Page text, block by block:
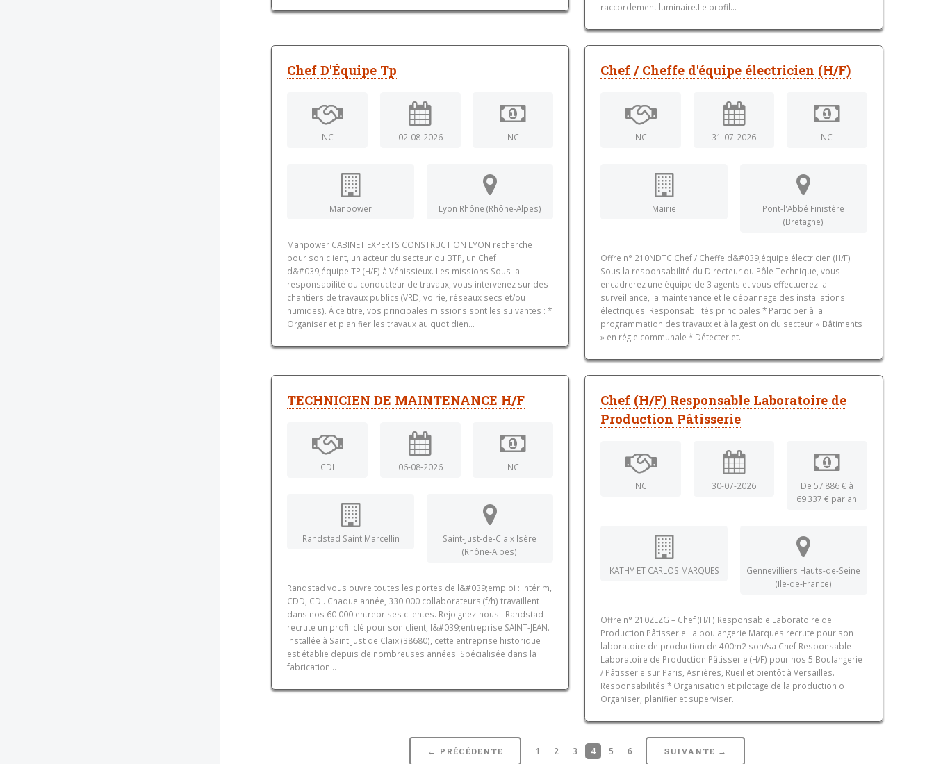
raccordement luminaire.Le profil...
Chef D'Équipe Tp
NC 02-08-2026 NC
Manpower Lyon Rhône (Rhône-Alpes)
Manpower CABINET EXPERTS CONSTRUCTION LYON recherche
pour son client, un acteur du secteur du BTP, un Chef
d&#039;équipe TP (H/F) à Vénissieux. Les missions Sous la
responsabilité du conducteur de travaux, vous intervenez sur des
chantiers de travaux publics (VRD, voirie, réseaux secs et/ou
humides). À ce titre, vos principales missions sont les suivantes : *
Organiser et planifier les travaux au quotidien...
Chef / Cheffe d'équipe électricien (H/F)
NC 31-07-2026 NC
Mairie
Pont-l'Abbé Finistère
(Bretagne)
Offre n° 210NDTC Chef / Cheffe d&#039;équipe électricien (H/F)
Sous la responsabilité du Directeur du Pôle Technique, vous
encadrerez une équipe de 3 agents et vous effectuerez la
surveillance, la maintenance et le dépannage des installations
électriques. Responsabilités principales * Participer à la
programmation des travaux et à la gestion du secteur « Bâtiments
» en régie communale * Détecter et...
TECHNICIEN DE MAINTENANCE H/F
CDI 06-08-2026 NC
Randstad Saint Marcellin
Saint-Just-de-Claix Isère
(Rhône-Alpes)
Randstad vous ouvre toutes les portes de l&#039;emploi : intérim,
CDD, CDI. Chaque année, 330 000 collaborateurs (f/h) travaillent
dans nos 60 000 entreprises clientes. Rejoignez-nous ! Randstad
recrute un profil clé pour son client, l&#039;entreprise SAINT-JEAN.
Installée à Saint Just de Claix (38680), cette entreprise historique
est établie depuis de nombreuses années. Spécialisée dans la
fabrication...
Chef (H/F) Responsable Laboratoire de
Production Pâtisserie
NC 30-07-2026
De 57 886 € à
69 337 € par an
KATHY ET CARLOS MARQUES
Gennevilliers Hauts-de-Seine
(Ile-de-France)
Offre n° 210ZLZG – Chef (H/F) Responsable Laboratoire de
Production Pâtisserie La boulangerie Marques recrute pour son
laboratoire de production de 400m2 son/sa Chef Responsable
Laboratoire de Production Pâtisserie (H/F) pour nos 5 Boulangerie
/ Pâtisserie sur Paris, Asnières, Rueil et bientôt à Versailles.
Responsabilités * Organisation et pilotage de la production o
Organiser, planifier et superviser...
← PRÉCÉDENTE 1 2 3 4 5 6 SUIVANTE →